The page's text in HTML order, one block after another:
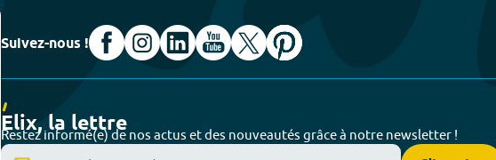
Suivez-nous !
Elix, la lettre
Restez informé(e) de nos actus et des nouveautés grâce à notre newsletter !